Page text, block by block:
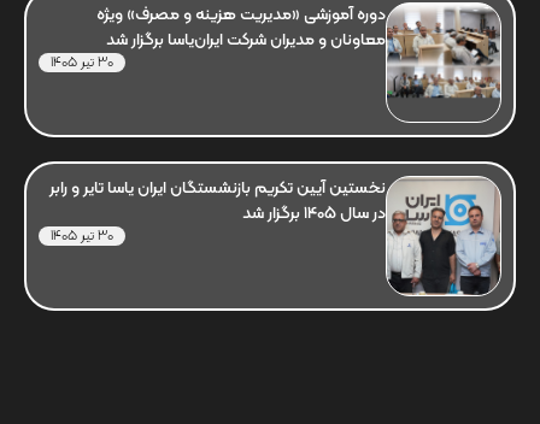
دوره آموزشی «مدیریت هزینه و مصرف» ویژه
معاونان و مدیران شرکت ایران‌یاسا برگزار شد
30 تیر 1405
نخستین آیین تکریم بازنشستگان ایران یاسا تایر و رابر
در سال 1405 برگزار شد
30 تیر 1405